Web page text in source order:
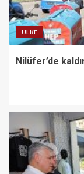
ÜLKE
Nilüfer’de